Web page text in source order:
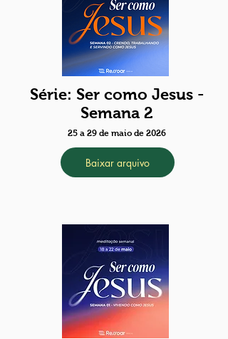
Série: Ser como Jesus -
Semana 2
25 a 29 de maio de 2026
Baixar arquivo